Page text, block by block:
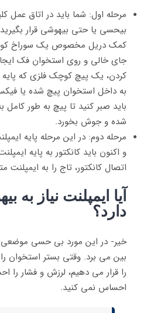
مرحله اول: شما باید در اتاق عمل
بیحسی یا حتی بیهوشی قرار
کمک دریل مخصوص یک سوراخ
جای خالی و روی استخوان فک
کردن، یک پیچ کوچک فلزی که پایه
باید صبر کنید تا پیچ به طور
شده و جوش بخورد.
مرحله دوم: در این مرحله پایه
و اکنون باید کانکتور به پایه
اتصال کانکتور، تاج را به ایمپلنت
آیا ایمپلنت نیاز
دارد؟
خیر- در این مورد بی حسی موضعی
بین می برد. وقتی بستر استخوان
را قرار می دهیم، لرزش و فشار را
احساس نمی کنید.